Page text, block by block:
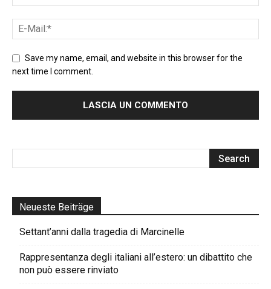
Save my name, email, and website in this browser for the
next time I comment.
Neueste Beiträge
Settant’anni dalla tragedia di Marcinelle
Rappresentanza degli italiani all’estero: un dibattito che
non può essere rinviato